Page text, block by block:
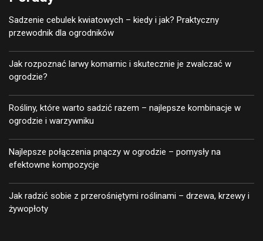
Sadzenie cebulek kwiatowych – kiedy i jak? Praktyczny
przewodnik dla ogrodników
Jak rozpoznać larwy komarnic i skutecznie je zwalczać w
ogrodzie?
Rośliny, które warto sadzić razem – najlepsze kombinacje w
ogrodzie i warzywniku
Najlepsze połączenia pnączy w ogrodzie – pomysły na
efektowne kompozycje
Jak radzić sobie z przerośniętymi roślinami – drzewa, krzewy i
żywopłoty